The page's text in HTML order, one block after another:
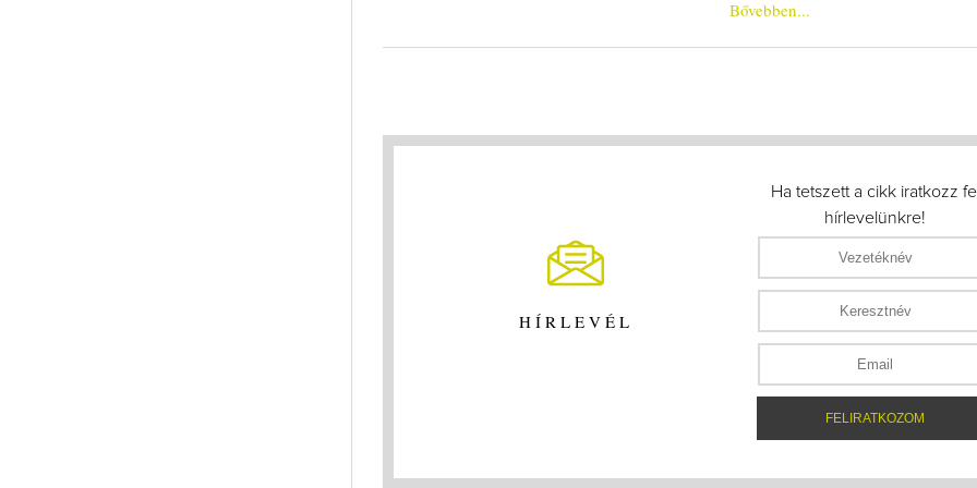
Bővebben...
HÍRLEVÉL
Ha tetszett a cikk iratkozz
hírlevelünkre!